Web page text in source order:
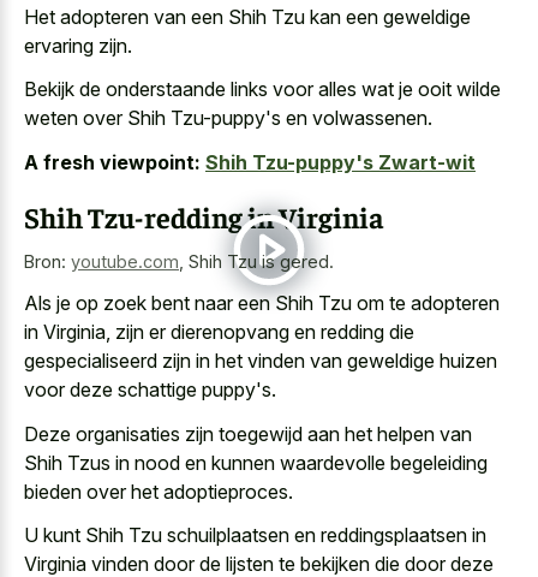
Het adopteren van een Shih Tzu kan een geweldige
ervaring zijn.
Bekijk de onderstaande links voor alles wat je ooit wilde
weten over Shih Tzu-puppy's en volwassenen.
A fresh viewpoint: Shih Tzu-puppy's Zwart-wit
Shih Tzu-redding in Virginia
Bron: youtube.com Shih Tzu is gered.
Als je op zoek bent naar een Shih Tzu om te adopteren
in Virginia, zijn er dierenopvang en redding die
gespecialiseerd zijn in het vinden van geweldige huizen
voor deze schattige puppy's.
Deze organisaties zijn toegewijd aan het helpen van
Shih Tzus in nood en kunnen waardevolle begeleiding
bieden over het adoptieproces.
U kunt Shih Tzu schuilplaatsen en reddingsplaatsen in
Virginia vinden door de lijsten te bekijken die door deze